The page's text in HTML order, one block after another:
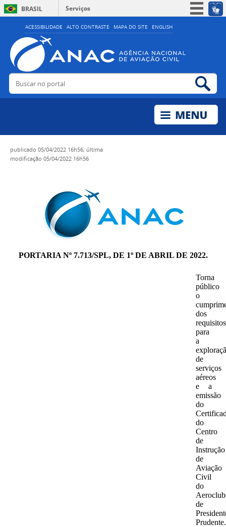
ACESSIBILIDADE ALTO CONTRASTE MAPA DO SITE ENGLISH
BRASIL
Serviços
Simplifique!
Acesso à informação
Legislação
Buscar no portal
publicado 05/04/2022 16h56, última
modificação 05/04/2022 16h56
PORTARIA Nº 7.713/SPL, DE 1º DE ABRIL DE 2022.
Torna
público
o
dos
requisitos
para
a
de
serviços
aéreos
e a
emissão
do
do
Centro
de
Instrução
de
Aviação
Civil
do
de
Prudente.